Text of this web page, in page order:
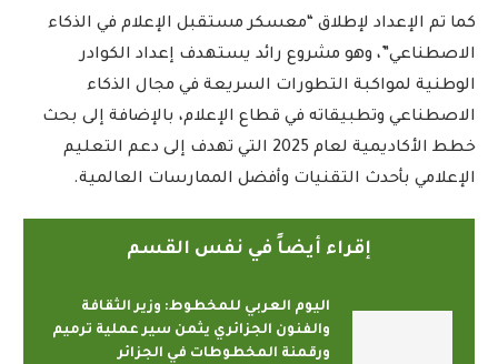
كما تم الإعداد لإطلاق “معسكر مستقبل الإعلام في الذكاء
الاصطناعي”، وهو مشروع رائد يستهدف إعداد الكوادر
الوطنية لمواكبة التطورات السريعة في مجال الذكاء
الاصطناعي وتطبيقاته في قطاع الإعلام، بالإضافة إلى بحث
خطط الأكاديمية لعام 2025 التي تهدف إلى دعم التعليم
الإعلامي بأحدث التقنيات وأفضل الممارسات العالمية.
إقراء أيضاً في نفس القسم
اليوم العربي للمخطوط: وزير الثقافة
والفنون الجزائري يثمن سير عملية ترميم
ورقمنة المخطوطات في الجزائر